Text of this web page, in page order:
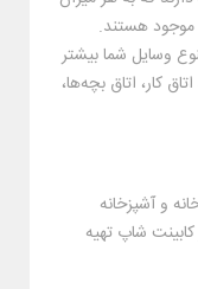
اختیار شما قرار دهد، این خشاب‌‌ها در دسته‌‌های 4 تایی، 6 تایی و غیره موجود هستند.
وسایل شما بیشتر
کار، اتاق بچه‌ها،
و آشپزخانه
شاپ تهیه